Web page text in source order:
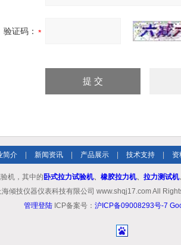
验证码：
简介 新闻资讯 产品展示 技术支持 资
机，其中的 卧式拉力试验机、 橡胶拉力机、 拉力测试机
海倾技仪器仪表科技有限公司 www.shqj17.com All
管理登陆 ICP备案号： 沪ICP备09008293号-7